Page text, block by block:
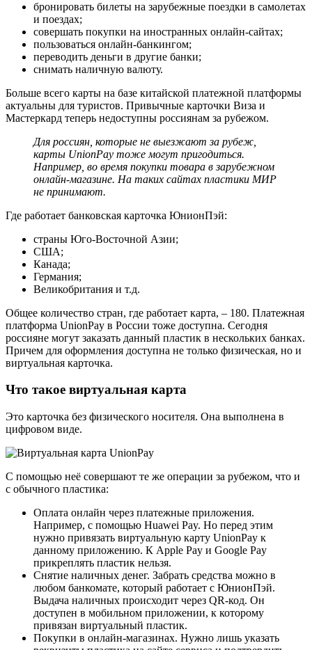
бронировать билеты на зарубежные поездки в самолетах
и поездах;
совершать покупки на иностранных онлайн-сайтах;
пользоваться онлайн-банкингом;
переводить деньги в другие банки;
снимать наличную валюту.
Больше всего карты на базе китайской платежной платформы
актуальны для туристов. Привычные карточки Виза и
Мастеркард теперь недоступны россиянам за рубежом.
Для россиян, которые не выезжают за рубеж,
карты UnionPay тоже могут пригодиться.
Например, во время покупки товара в зарубежном
онлайн-магазине. На таких сайтах пластики МИР
не принимают.
Где работает банковская карточка ЮнионПэй:
страны Юго-Восточной Азии;
США;
Канада;
Германия;
Великобритания и т.д.
Общее количество стран, где работает карта, – 180. Платежная
платформа UnionPay в России тоже доступна. Сегодня
россияне могут заказать данный пластик в нескольких банках.
Причем для оформления доступна не только физическая, но и
виртуальная карточка.
Что такое виртуальная карта
Это карточка без физического носителя. Она выполнена в
цифровом виде.
С помощью неё совершают те же операции за рубежом, что и
с обычного пластика:
Оплата онлайн через платежные приложения.
Например, с помощью Huawei Pay. Но перед этим
нужно привязать виртуальную карту UnionPay к
данному приложению. К Apple Pay и Google Pay
прикреплять пластик нельзя.
Снятие наличных денег. Забрать средства можно в
любом банкомате, который работает с ЮнионПэй.
Выдача наличных происходит через QR-код. Он
доступен в мобильном приложении, к которому
привязан виртуальный пластик.
Покупки в онлайн-магазинах. Нужно лишь указать